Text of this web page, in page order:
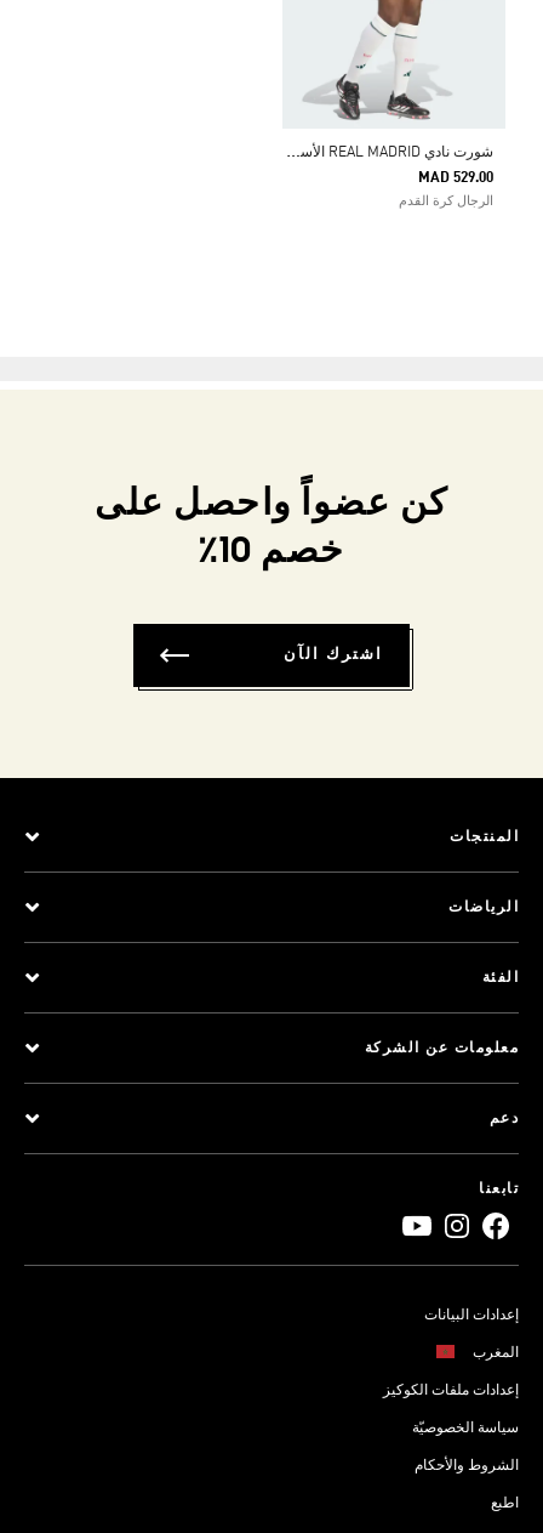
ش
ورت نادي REAL MADRID الأساسي لموسم 26/27
MAD 529.00
الرجال كرة القدم
كن عضواً واحصل على
خصم 10٪
اشترك الآن
المنتجات
الرياضات
الفئة
معلومات عن الشركة
دعم
تابعنا
إعدادات البيانات
المغرب
إعدادات ملفات الكوكيز
سياسة الخصوصيّة
الشروط والأحكام
اطبع